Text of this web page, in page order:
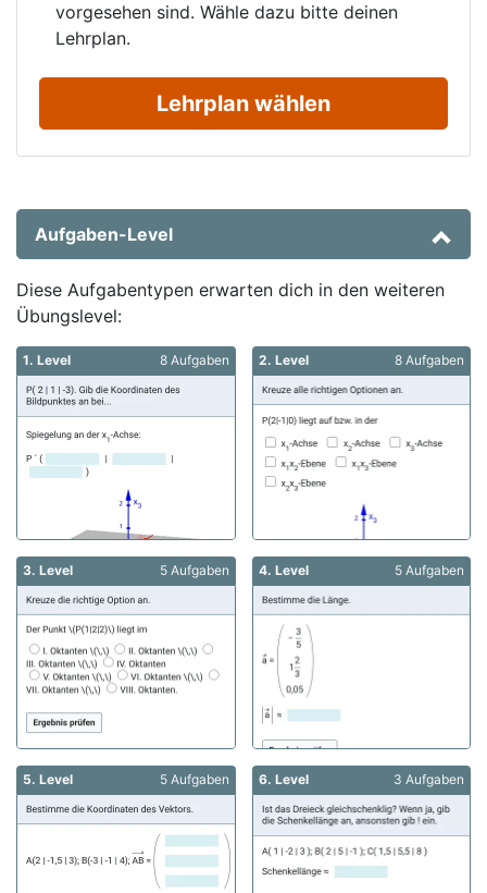
vorgesehen sind. Wähle dazu bitte deinen
Lehrplan.
Lehrplan wählen
Aufgaben-Level
Diese Aufgabentypen erwarten dich in den weiteren
Übungslevel:
1. Level 8 Aufgaben 2. Level 8 Aufgaben
3. Level 5 Aufgaben 4. Level 5 Aufgaben
5. Level 5 Aufgaben 6. Level 3 Aufgaben